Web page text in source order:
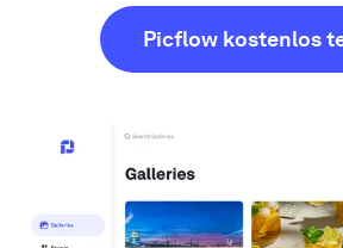
Picflow kostenlos